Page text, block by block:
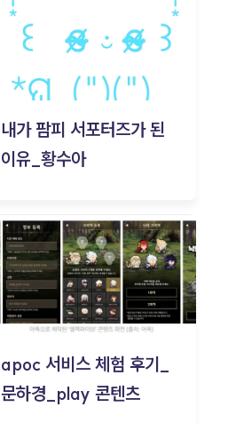
내가 팜피 서포터즈가 된
이유_황수아
apoc 서비스 체험 후기_
문하경_play 콘텐츠